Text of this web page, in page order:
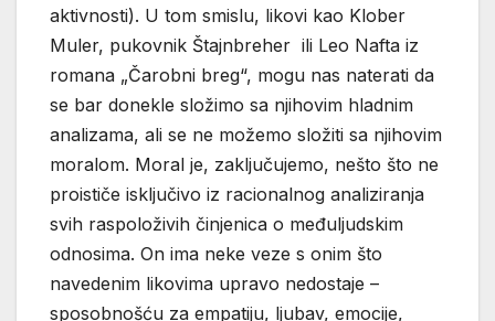
aktivnosti). U tom smislu, likovi kao Klober
Muler, pukovnik Štajnbreher ili Leo Nafta iz
romana „Čarobni breg“, mogu nas naterati da
se bar donekle složimo sa njihovim hladnim
analizama, ali se ne možemo složiti sa njihovim
moralom. Moral je, zaključujemo, nešto što ne
proističe isključivo iz racionalnog analiziranja
svih raspoloživih činjenica o međuljudskim
odnosima. On ima neke veze s onim što
navedenim likovima upravo nedostaje –
sposobnošću za empatiju, ljubav, emocije,